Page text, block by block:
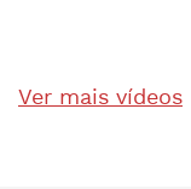
Ver mais vídeos